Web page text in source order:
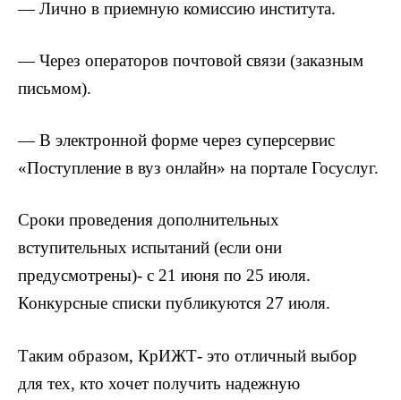
— Лично в приемную комиссию института.
— Через операторов почтовой связи (заказным
письмом).
— В электронной форме через суперсервис
«Поступление в вуз онлайн» на портале Госуслуг.
Сроки проведения дополнительных
вступительных испытаний (если они
предусмотрены)- с 21 июня по 25 июля.
Конкурсные списки публикуются 27 июля.
Таким образом, КрИЖТ- это отличный выбор
для тех, кто хочет получить надежную